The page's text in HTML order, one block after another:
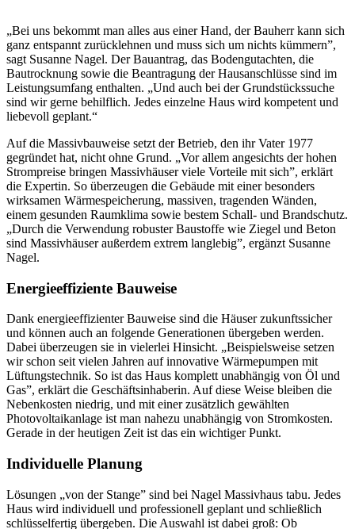
„Bei uns bekommt man alles aus einer Hand, der Bauherr kann sich
ganz entspannt zurücklehnen und muss sich um nichts kümmern”,
sagt Susanne Nagel. Der Bauantrag, das Bodengutachten, die
Bautrocknung sowie die Beantragung der Hausanschlüsse sind im
Leistungsumfang enthalten. „Und auch bei der Grundstückssuche
sind wir gerne behilflich. Jedes einzelne Haus wird kompetent und
liebevoll geplant.“
Auf die Massivbauweise setzt der Betrieb, den ihr Vater 1977
gegründet hat, nicht ohne Grund. „Vor allem angesichts der hohen
Strompreise bringen Massivhäuser viele Vorteile mit sich”, erklärt
die Expertin. So überzeugen die Gebäude mit einer besonders
wirksamen Wärmespeicherung, massiven, tragenden Wänden,
einem gesunden Raumklima sowie bestem Schall- und Brandschutz.
„Durch die Verwendung robuster Baustoffe wie Ziegel und Beton
sind Massivhäuser außerdem extrem langlebig”, ergänzt Susanne
Nagel.
Energieeffiziente Bauweise
Dank energieeffizienter Bauweise sind die Häuser zukunftssicher
und können auch an folgende Generationen übergeben werden.
Dabei überzeugen sie in vielerlei Hinsicht. „Beispielsweise setzen
wir schon seit vielen Jahren auf innovative Wärmepumpen mit
Lüftungstechnik. So ist das Haus komplett unabhängig von Öl und
Gas”, erklärt die Geschäftsinhaberin. Auf diese Weise bleiben die
Nebenkosten niedrig, und mit einer zusätzlich gewählten
Photovoltaikanlage ist man nahezu unabhängig von Stromkosten.
Gerade in der heutigen Zeit ist das ein wichtiger Punkt.
Individuelle Planung
Lösungen „von der Stange” sind bei Nagel Massivhaus tabu. Jedes
Haus wird individuell und professionell geplant und schließlich
schlüsselfertig übergeben. Die Auswahl ist dabei groß: Ob